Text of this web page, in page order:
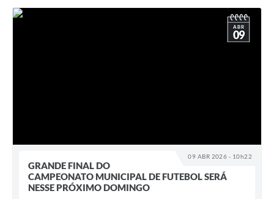
09 ABR 2026 - 10h22
ABR
09
GRANDE FINAL DO
CAMPEONATO MUNICIPAL DE FUTEBOL SERÁ
NESSE PRÓXIMO DOMINGO